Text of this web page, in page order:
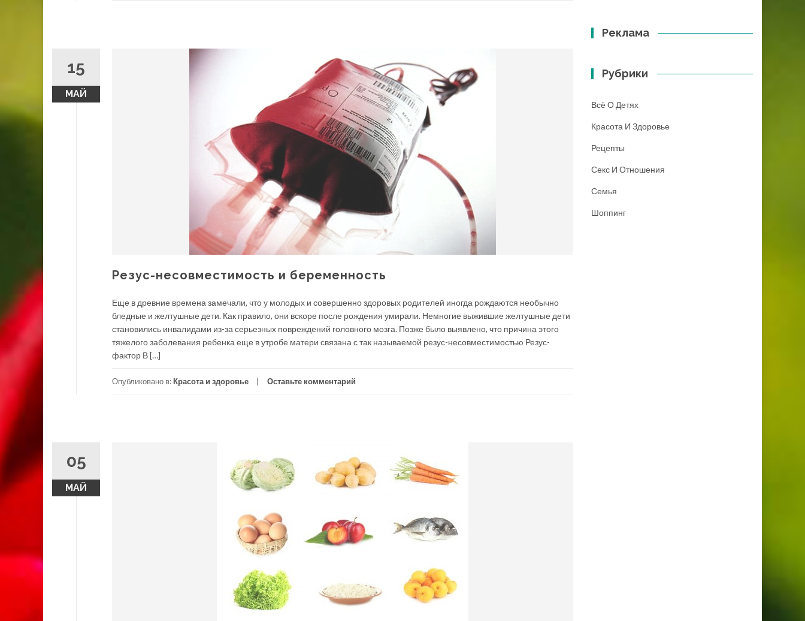
15
МАЙ
Резус-несовместимость и беременность
Еще в древние времена замечали, что у молодых и совершенно здоровых родителей иногда рождаются необычно
бледные и желтушные дети. Как правило, они вскоре после рождения умирали. Немногие выжившие желтушные дети
становились инвалидами из-за серьезных повреждений головного мозга. Позже было выявлено, что причина этого
тяжелого заболевания ребенка еще в утробе матери связана с так называемой резус-несовместимостью Резус-
фактор В […]
Опубликовано в: Красота и здоровье Оставьте комментарий
05
МАЙ
Реклама
Рубрики
Всё О Детях
Красота И Здоровье
Рецепты
Секс И Отношения
Семья
Шоппинг